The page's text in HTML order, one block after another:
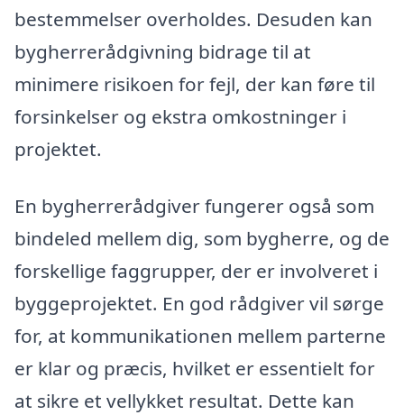
bestemmelser overholdes. Desuden kan
bygherrerådgivning bidrage til at
minimere risikoen for fejl, der kan føre til
forsinkelser og ekstra omkostninger i
projektet.
En bygherrerådgiver fungerer også som
bindeled mellem dig, som bygherre, og de
forskellige faggrupper, der er involveret i
byggeprojektet. En god rådgiver vil sørge
for, at kommunikationen mellem parterne
er klar og præcis, hvilket er essentielt for
at sikre et vellykket resultat. Dette kan